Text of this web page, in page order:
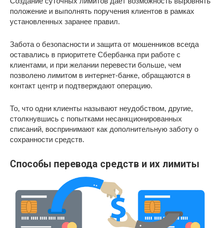
положение и выполнять поручения клиентов в рамках
установленных заранее правил.
Забота о безопасности и защита от мошенников всегда
оставались в приоритете Сбербанка при работе с
клиентами, и при желании перевести больше, чем
позволено лимитом в интернет-банке, обращаются в
контакт центр и подтверждают операцию.
То, что одни клиенты называют неудобством, другие,
столкнувшись с попытками несанкционированных
списаний, воспринимают как дополнительную заботу о
сохранности средств.
Способы перевода средств и их лимиты